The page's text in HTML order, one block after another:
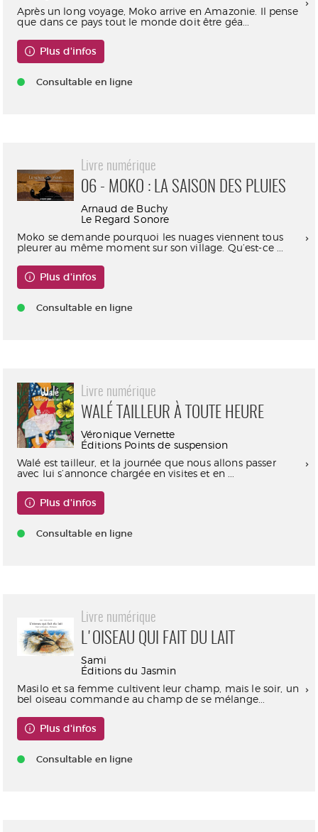
Après un long voyage, Moko arrive en Amazonie. Il pense
que dans ce pays tout le monde doit être géa...
Plus d'infos
Consultable en ligne
Livre numérique
06 - MOKO : LA SAISON DES PLUIES
Arnaud de Buchy
Le Regard Sonore
Moko se demande pourquoi les nuages viennent tous
pleurer au même moment sur son village. Qu’est-ce ...
Plus d'infos
Consultable en ligne
Livre numérique
WALÉ TAILLEUR À TOUTE HEURE
Véronique Vernette
Éditions Points de suspension
Walé est tailleur, et la journée que nous allons passer
avec lui s’annonce chargée en visites et en ...
Plus d'infos
Consultable en ligne
Livre numérique
L'OISEAU QUI FAIT DU LAIT
Sami
Éditions du Jasmin
Masilo et sa femme cultivent leur champ, mais le soir, un
bel oiseau commande au champ de se mélange...
Plus d'infos
Consultable en ligne